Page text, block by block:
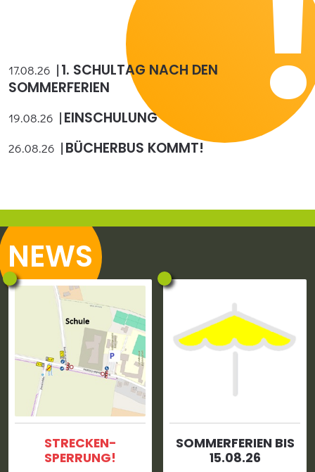
17.08.26
1. SCHULTAG NACH DEN
SOMMERFERIEN
19.08.26 EINSCHULUNG
26.08.26 BÜCHERBUS KOMMT!
NEWS
STRECKEN­
SPERRUNG!
SOMMER­FERIEN BIS
15.08.26